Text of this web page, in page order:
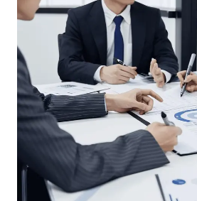
今日立秋
夯实基础